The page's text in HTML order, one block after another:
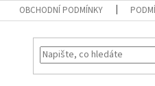
OBCHODNÍ PODMÍNKY